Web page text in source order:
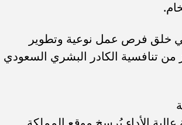
خلق فرص عمل نوعية وتطوير
من تنافسية الكادر البشري السعودي